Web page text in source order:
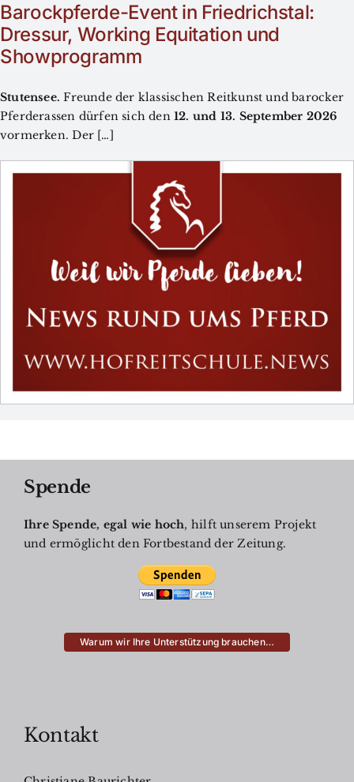
Barockpferde-Event in Friedrichstal:
Dressur, Working Equitation und
Showprogramm
Stutensee. Freunde der klassischen Reitkunst und barocker
Pferderassen dürfen sich den12. und 13. September 2026
vormerken. Der […]
Spende
Ihre Spende, egal wie hoch, hilft unserem Projekt
und ermöglicht den Fortbestand der Zeitung.
Warum wir Ihre Unterstützung brauchen…
Kontakt